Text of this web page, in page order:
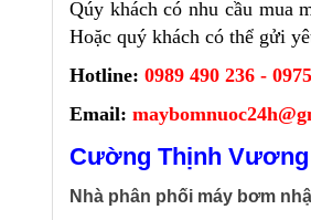
Qúy khách có nhu cầu mua
Hoặc quý khách có thể gửi
Hotline: 0989 490 236 -
Email:
Cường Thịnh Vương
Nhà phân phối máy bơm